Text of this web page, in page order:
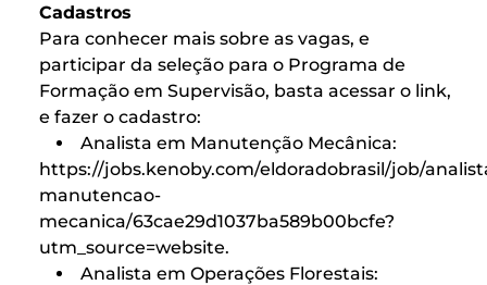
Cadastros
Para conhecer mais sobre as vagas, e
participar da seleção para o Programa de
Formação em Supervisão, basta acessar o link,
e fazer o cadastro:
Analista em Manutenção Mecânica:
https://jobs.kenoby.com/eldoradobrasil/job/
manutencao-
mecanica/63cae29d1037ba589b00bcfe?
utm_source=website.
Analista em Operações Florestais: